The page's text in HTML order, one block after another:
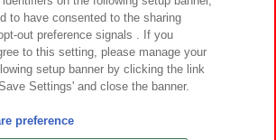
©Bandai Namco Amusement Inc.
Namco Amusement Lab Inc.
to have consented to the sharing
out preference signals . If you
to this setting, please manage your
setup banner by clicking the link
Settings' and close the banner.
preference